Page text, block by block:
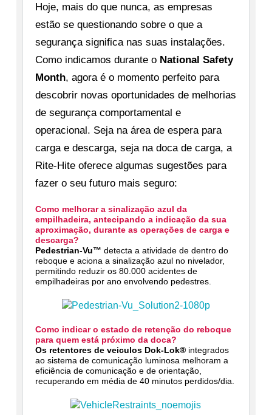
Hoje, mais do que nunca, as empresas
estão se questionando sobre o que a
segurança significa nas suas instalações.
Como indicamos durante o National Safety
Month, agora é o momento perfeito para
descobrir novas oportunidades de melhorias
de segurança comportamental e
operacional. Seja na área de espera para
carga e descarga, seja na doca de carga, a
Rite-Hite oferece algumas sugestões para
fazer o seu futuro mais seguro:
Como melhorar a sinalização azul da
empilhadeira, antecipando a indicação da sua
aproximação, durante as operações de carga e
descarga?
Pedestrian-Vu™ detecta a atividade de dentro do
reboque e aciona a sinalização azul no nivelador,
permitindo reduzir os 80.000 acidentes de
empilhadeiras por ano envolvendo pedestres.
Como indicar o estado de retenção do reboque
para quem está próximo da doca?
Os retentores de veiculos Dok-Lok®integrados
ao sistema de comunicação luminosa melhoram a
eficiência de comunicação e de orientação,
recuperando em média de 40 minutos perdidos/dia.